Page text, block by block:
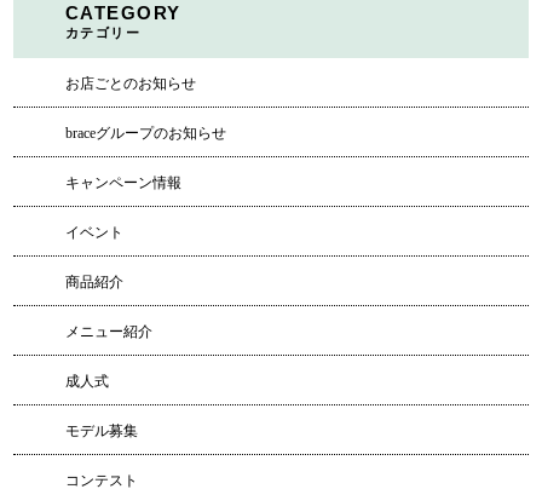
CATEGORY
カテゴリー
お店ごとのお知らせ
braceグループのお知らせ
キャンペーン情報
イベント
商品紹介
メニュー紹介
成人式
モデル募集
コンテスト